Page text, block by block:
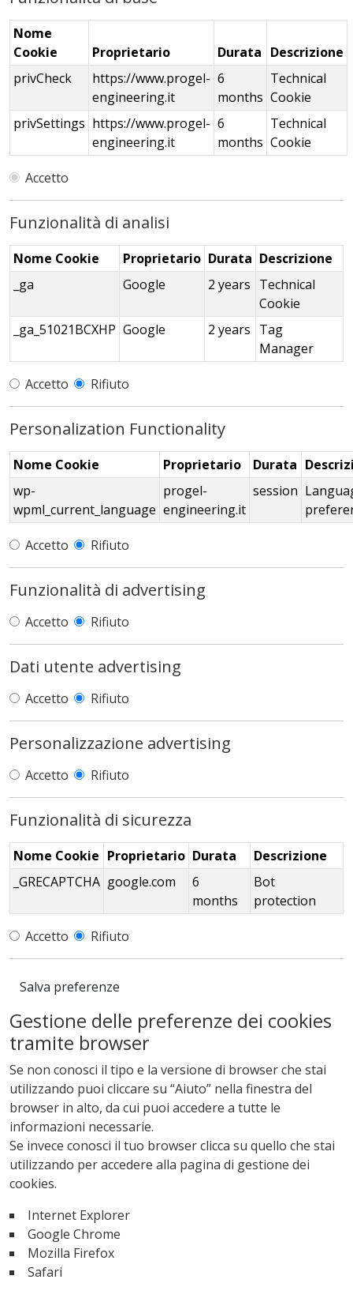
Nome
Cookie
Proprietario Durata Descrizione
privCheck
https://www.progel-
engineering.it
6
months
Technical
Cookie
privSettings https://www.progel-
engineering.it
6
months
Technical
Cookie
Accetto
Funzionalità di analisi
Nome Cookie Proprietario Durata Descrizione
_ga
Google 2 years Technical
Cookie
_ga_51021BCXHP Google 2 years Tag
Manager
Accetto Rifiuto
Personalization Functionality
Nome Cookie Proprietario Durata
wp-
wpml_current_language
progel-
engineering.it
session
Accetto Rifiuto
Funzionalità di advertising
Accetto Rifiuto
Dati utente advertising
Accetto Rifiuto
Personalizzazione advertising
Accetto Rifiuto
Funzionalità di sicurezza
Nome Cookie Proprietario Durata
Descrizione
_GRECAPTCHA google.com
6
months
Bot
protection
Accetto Rifiuto
Salva preferenze
Gestione delle preferenze dei cookies
tramite browser
Se non conosci il tipo e la versione di browser che stai
utilizzando puoi cliccare su “Aiuto” nella finestra del
browser in alto, da cui puoi accedere a tutte le
informazioni necessarie.
Se invece conosci il tuo browser clicca su quello che stai
utilizzando per accedere alla pagina di gestione dei
cookies.
Internet Explorer
Google Chrome
Mozilla Firefox
Safari